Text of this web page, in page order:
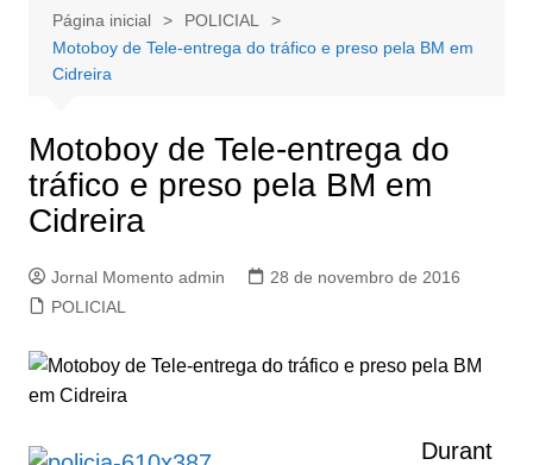
Página inicial
POLICIAL
Motoboy de Tele-entrega do tráfico e preso pela BM em
Cidreira
Motoboy de Tele-entrega do
tráfico e preso pela BM em
Cidreira
Jornal Momento admin
28 de novembro de 2016
POLICIAL
Durant